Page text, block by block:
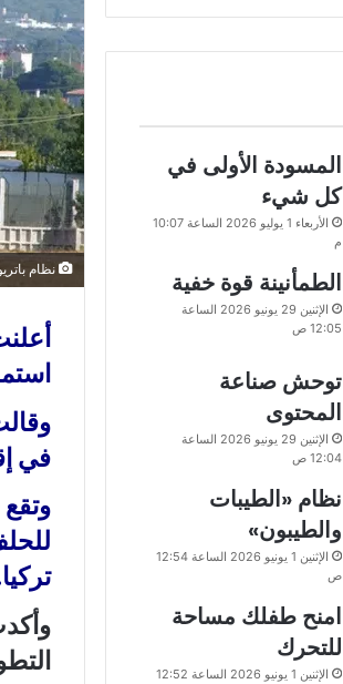
نظام
في
المسودة الأولى في
كل شيء
الأربعاء 1 يوليو 2026 الساعة 10:07
م
الطمأنينة قوة خفية
الإثنين 29 يونيو 2026 الساعة
12:05 ص
توحش صناعة
المحتوى
الإثنين 29 يونيو 2026 الساعة
12:04 ص
نظام «الطيبات
والطيبون»
الإثنين 1 يونيو 2026 الساعة 12:54
ص
امنح طفلك مساحة
للتحرك
الإثنين 1 يونيو 2026 الساعة 12:52